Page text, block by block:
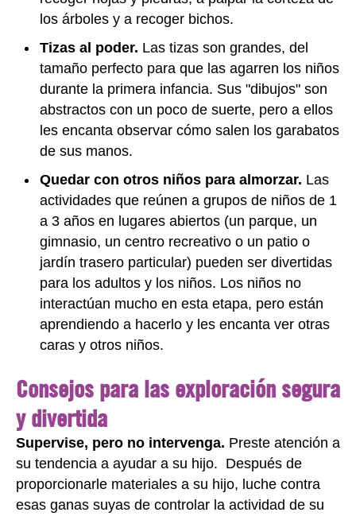
los árboles y a recoger bichos.
Tizas al poder. Las tizas son grandes, del
tamaño perfecto para que las agarren los niños
durante la primera infancia. Sus "dibujos" son
abstractos con un poco de suerte, pero a ellos
les encanta observar cómo salen los garabatos
de sus manos.
Quedar con otros niños para almorzar. Las
actividades que reúnen a grupos de niños de 1
a 3 años en lugares abiertos (un parque, un
gimnasio, un centro recreativo o un patio o
jardín trasero particular) pueden ser divertidas
para los adultos y los niños. Los niños no
interactúan mucho en esta etapa, pero están
aprendiendo a hacerlo y les encanta ver otras
caras y otros niños.
Consejos para las exploración segura
y divertida
Supervise, pero no intervenga. Preste atención a
su tendencia a ayudar a su hijo. Después de
proporcionarle materiales a su hijo, luche contra
esas ganas suyas de controlar la actividad de su